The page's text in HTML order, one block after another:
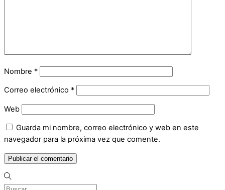
Nombre *
Correo electrónico *
Web
Guarda mi nombre, correo electrónico y web en este
navegador para la próxima vez que comente.